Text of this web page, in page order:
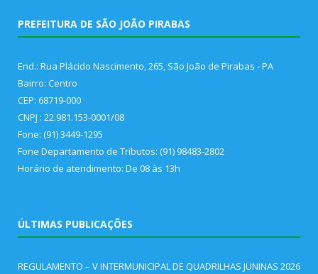
PREFEITURA DE SÃO JOÃO PIRABAS
End.: Rua Plácido Nascimento, 265, São João de Pirabas - PA
Bairro: Centro
CEP: 68719-000
CNPJ : 22.981.153-0001/08
Fone: (91) 3449-1295
Fone Departamento de Tributos: (91) 98483-2802
Horário de atendimento: De 08 às 13h
ÚLTIMAS PUBLICAÇÕES
REGULAMENTO – V INTERMUNICIPAL DE QUADRILHAS JUNINAS 2026